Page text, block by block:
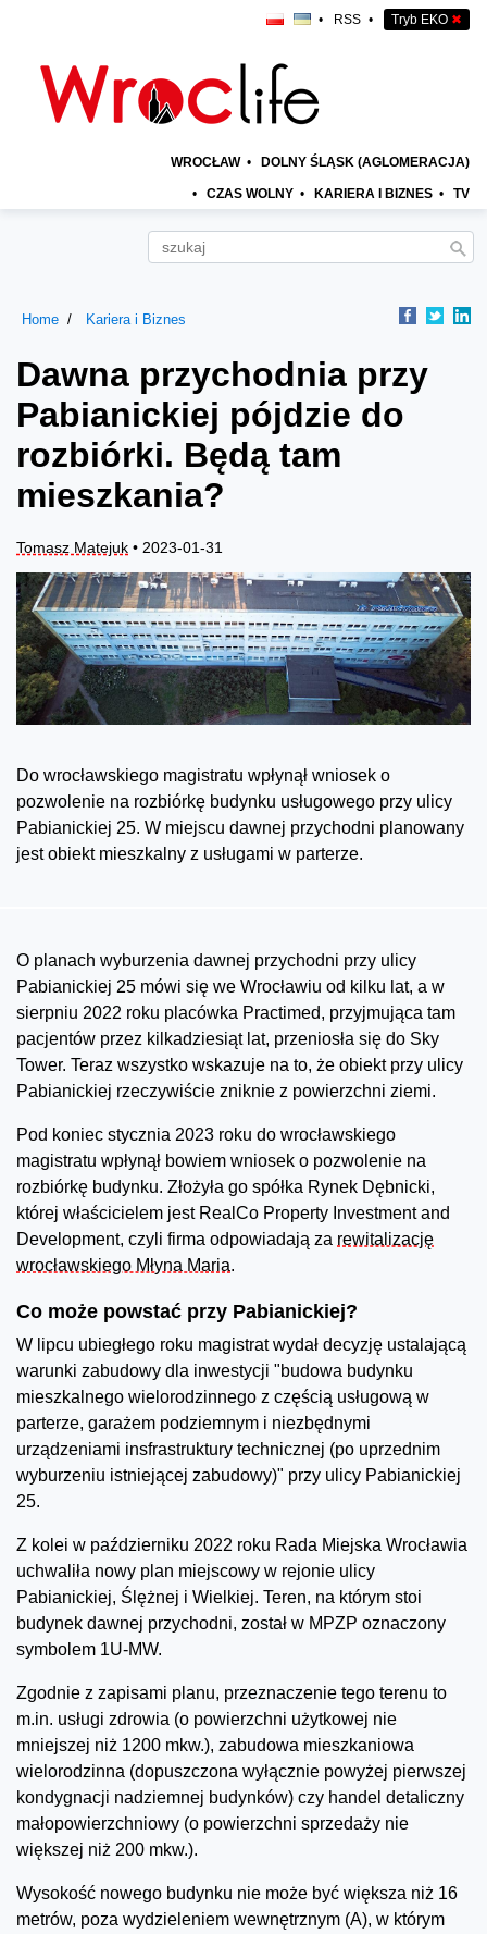
• RSS • Tryb EKO ✖
WROCŁAW • DOLNY ŚLĄSK (AGLOMERACJA)
• CZAS WOLNY • KARIERA I BIZNES • TV
Home Kariera i Biznes
Dawna przychodnia przy
Pabianickiej pójdzie do
rozbiórki. Będą tam
mieszkania?
Tomasz Matejuk • 2023-01-31
Do wrocławskiego magistratu wpłynął wniosek o
pozwolenie na rozbiórkę budynku usługowego przy ulicy
Pabianickiej 25. W miejscu dawnej przychodni planowany
jest obiekt mieszkalny z usługami w parterze.
O planach wyburzenia dawnej przychodni przy ulicy
Pabianickiej 25 mówi się we Wrocławiu od kilku lat, a w
sierpniu 2022 roku placówka Practimed, przyjmująca tam
pacjentów przez kilkadziesiąt lat, przeniosła się do Sky
Tower. Teraz wszystko wskazuje na to, że obiekt przy ulicy
Pabianickiej rzeczywiście zniknie z powierzchni ziemi.
Pod koniec stycznia 2023 roku do wrocławskiego
magistratu wpłynął bowiem wniosek o pozwolenie na
rozbiórkę budynku. Złożyła go spółka Rynek Dębnicki,
której właścicielem jest RealCo Property Investment and
Development, czyli firma odpowiadają za rewitalizację
wrocławskiego Młyna Maria.
Co może powstać przy Pabianickiej?
W lipcu ubiegłego roku magistrat wydał decyzję ustalającą
warunki zabudowy dla inwestycji "budowa budynku
mieszkalnego wielorodzinnego z częścią usługową w
parterze, garażem podziemnym i niezbędnymi
urządzeniami insfrastruktury technicznej (po uprzednim
wyburzeniu istniejącej zabudowy)" przy ulicy Pabianickiej
25.
Z kolei w październiku 2022 roku Rada Miejska Wrocławia
uchwaliła nowy plan miejscowy w rejonie ulicy
Pabianickiej, Ślężnej i Wielkiej. Teren, na którym stoi
budynek dawnej przychodni, został w MPZP oznaczony
symbolem 1U-MW.
Zgodnie z zapisami planu, przeznaczenie tego terenu to
m.in. usługi zdrowia (o powierzchni użytkowej nie
mniejszej niż 1200 mkw.), zabudowa mieszkaniowa
wielorodzinna (dopuszczona wyłącznie powyżej pierwszej
kondygnacji nadziemnej budynków) czy handel detaliczny
małopowierzchniowy (o powierzchni sprzedaży nie
większej niż 200 mkw.).
Wysokość nowego budynku nie może być większa niż 16
metrów, poza wydzieleniem wewnętrznym (A), w którym